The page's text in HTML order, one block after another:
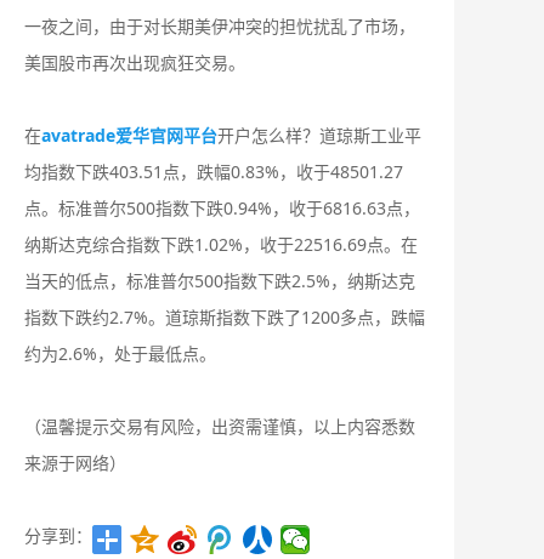
一夜之间，由于对长期美伊冲突的担忧扰乱了市场，
美国股市再次出现疯狂交易。
在avatrade爱华官网平台开户怎么样？道琼斯工业平
均指数下跌403.51点，跌幅0.83%，收于48501.27
点。标准普尔500指数下跌0.94%，收于6816.63点，
纳斯达克综合指数下跌1.02%，收于22516.69点。在
当天的低点，标准普尔500指数下跌2.5%，纳斯达克
指数下跌约2.7%。道琼斯指数下跌了1200多点，跌幅
约为2.6%，处于最低点。
（温馨提示交易有风险，出资需谨慎，以上内容悉数
来源于网络）
分享到：